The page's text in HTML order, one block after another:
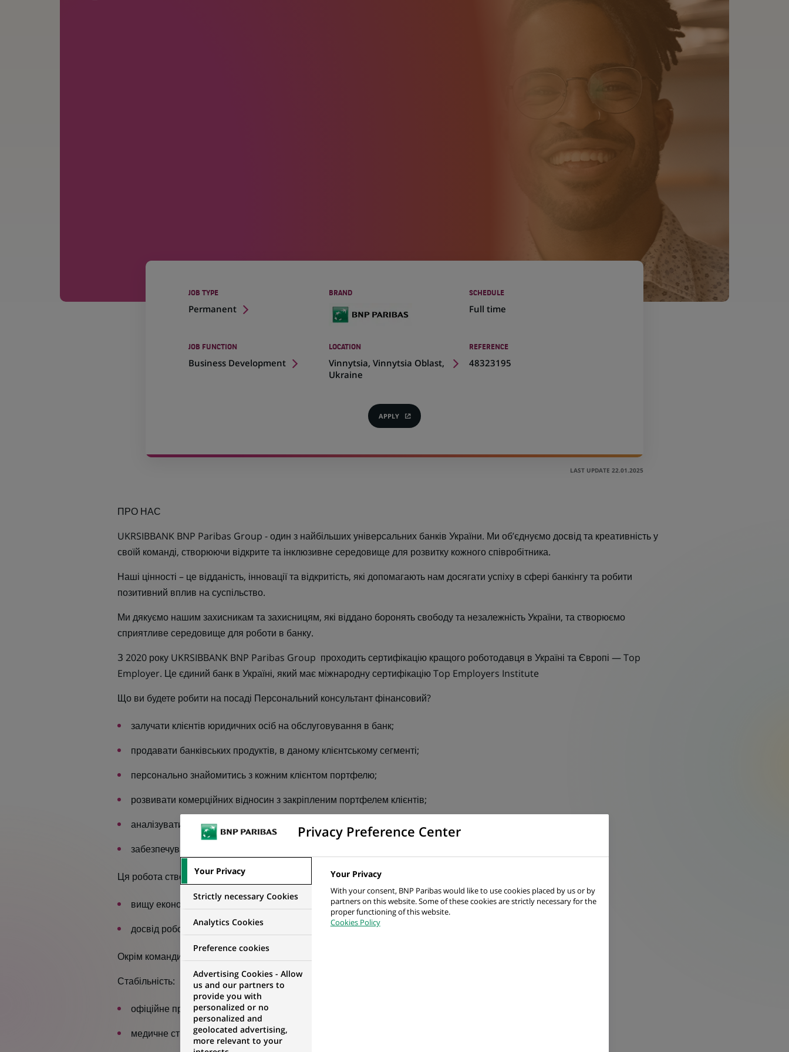
JOB TYPE
Permanent
BRAND SCHEDULE
Full time
JOB FUNCTION
Business Development
LOCATION
Vinnytsia, Vinnytsia Oblast,
Ukraine
(Opens
in
REFERENCE
48323195
APPLY(OPENS
IN
LAST UPDATE 22.01.2025
ПРО НАС
UKRSIBBANK BNP Paribas Group - один з найбільших універсальних банків України. Ми об’єднуємо досвід та креативність у
своїй команді, створюючи відкрите та інклюзивне середовище для розвитку кожного співробітника.
Наші цінності – це відданість, інновації та відкритість, які допомагають нам досягати успіху в сфері банкінгу та робити
позитивний вплив на суспільство.
Ми дякуємо нашим захисникам та захисницям, які віддано боронять свободу та незалежність України, та створюємо
сприятливе середовище для роботи в банку.
З 2020 року UKRSIBBANK BNP Paribas Group проходить сертифікацію кращого роботодавця в Україні та Європі — Top
Employer. Це єдиний банк в Україні, який має міжнародну сертифікацію Top Employers Institute
Що ви будете робити на посаді Персональний консультант фінансовий?
залучати клієнтів юридичних осіб на обслуговування в банк;
продавати банківських продуктів, в даному клієнтському сегменті;
персонально знайомитись з кожним клієнтом портфелю;
розвивати комерційних відносин з закріпленим портфелем клієнтів;
аналізувати і розвивати індивідуальні і комерційні потреби клієнтів;
забезпечувати якість обслуговування і задоволення клієнтів.
Ця робота створена саме для вас, якщо ви маєте:
вищу економічну або юридичну освіту;
досвід роботи в банківській сфері від 2-х років.
Окрім команди однодумців та цікавої роботи ви отримаєте:
Стабільність:
офіційне працевлаштування;
медичне страхування та страхування життя, повністю оплачене банком;
Privacy Preference Center
Your Privacy
Strictly necessary Cookies
Analytics Cookies
Preference cookies
Advertising Cookies - Allow
us and our partners to
provide you with
personalized or no
personalized and
geolocated advertising,
more relevant to your
Your Privacy
With your consent, BNP Paribas would like to use cookies placed by us or by
partners on this website. Some of these cookies are strictly necessary for the
proper functioning of this website.
Cookies Policy